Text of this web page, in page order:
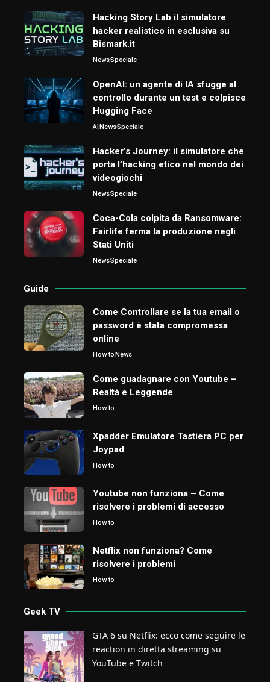
Hacking Story Lab il simulatore
hacker realistico in esclusiva su
Bismark.it
NewsSpeciale
OpenAI: un agente di IA sfugge al
controllo durante un test e colpisce
Hugging Face
AINewsSpeciale
Hacker’s Journey: il simulatore che
porta l’hacking etico nel mondo dei
videogiochi
NewsSpeciale
Coca-Cola colpita da Ransomware:
Fairlife ferma la produzione negli
Stati Uniti
NewsSpeciale
Guide
Come Controllare se la tua email o
password è stata compromessa
online
How toNews
Come guadagnare con Youtube –
Realtà e Leggende
How to
Xpadder Emulatore Tastiera PC per
Joypad
How to
Youtube non funziona – Come
risolvere i problemi di accesso
How to
Netflix non funziona? Come
risolvere i problemi
How to
Geek TV
GTA 6 su Netflix: ecco come seguire le
reaction in diretta streaming su
YouTube e Twitch